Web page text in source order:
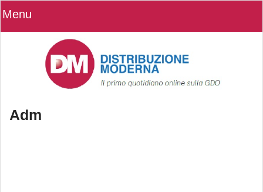
Menu
Adm